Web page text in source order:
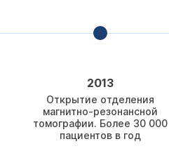
2013
Открытие отделения
магнитно-резонансной
томографии. Более 30 000
пациентов в год